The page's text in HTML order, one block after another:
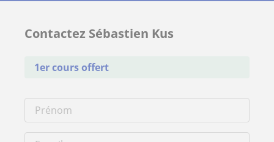
Contactez Sébastien Kus
1er cours offert